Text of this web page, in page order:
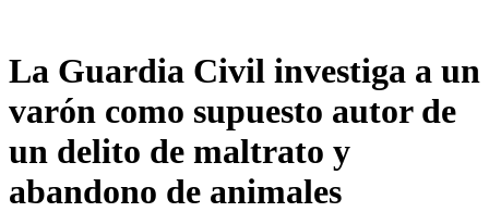
La Guardia Civil investiga a un
varón como supuesto autor de
un delito de maltrato y
abandono de animales